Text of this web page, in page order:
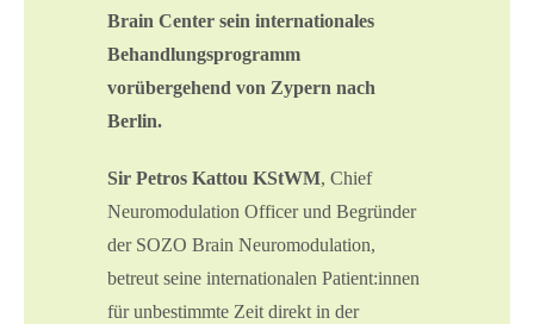
Brain Center sein internationales
Behandlungsprogramm
vorübergehend von Zypern nach
Berlin.
Sir Petros Kattou KStWM, Chief
Neuromodulation Officer und Begründer
der SOZO Brain Neuromodulation,
betreut seine internationalen Patient:innen
für unbestimmte Zeit direkt in der